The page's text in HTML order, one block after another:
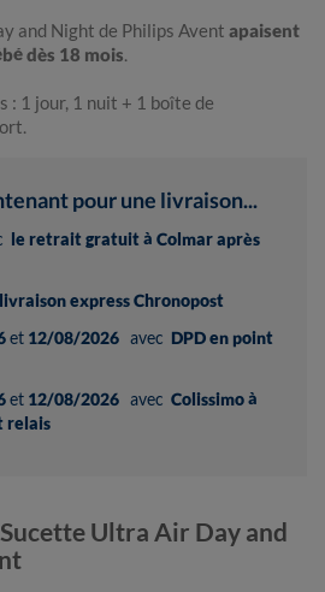
and Night de Philips Avent apaisent
dès 18 mois.
: 1 jour, 1 nuit + 1 boîte de
pour une livraison...
le retrait gratuit à Colmar après
express Chronopost
et 12/08/2026 avec DPD en point
et 12/08/2026 avec Colissimo à
relais
Ultra Air Day and